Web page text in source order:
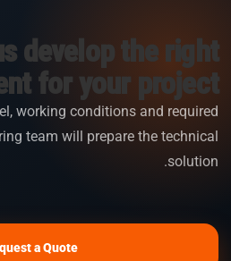
develop the right
for your project.
working conditions and required
team will prepare the technical
solution.
a Quote